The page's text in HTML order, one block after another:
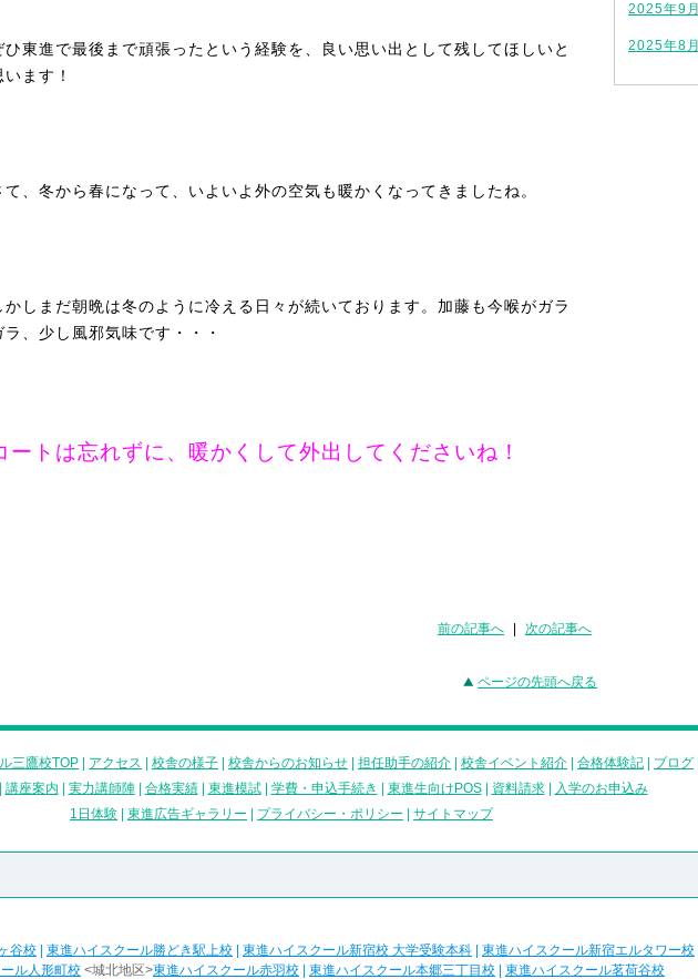
ひ東進で最後まで頑張ったという経験を、良い思い出として残してほしいと
います！
て、冬から春になって、いよいよ外の空気も暖かくなってきましたね。
かしまだ朝晩は冬のように冷える日々が続いております。加藤も今喉がガラ
ラ、少し風邪気味です・・・
ートは忘れずに、暖かくして外出してくださいね！
前の記事へ 次の記事へ
ページの先頭へ戻る
2025年9月
2025年8月
三鷹校TOP アクセス 校舎の様子 校舎からのお知らせ 担任助手の紹介 校舎イベント紹介 合格体験記 ブログ
講座案内 実力講師陣| 合格実績| 東進模試| 学費・申込手続き 東進生向けPOS| 資料請求|
入学のお申込み
1日体験
東進広告ギャラリー プライバシー・ポリシー サイトマップ
谷校 東進ハイスクール勝どき駅上校 東進ハイスクール新宿校 大学受験本科 東進ハイスクール新宿エルタワー校
ル人形町校 <城北地区>東進ハイスクール赤羽校 東進ハイスクール本郷三丁目校
東進ハイスクール茗荷谷校